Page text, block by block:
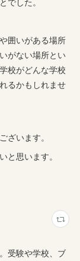
囲いがある場所
がない場所とい
校がどんな学校
るかもしれませ
ざいます。
と思います。
受験や学校、ブ